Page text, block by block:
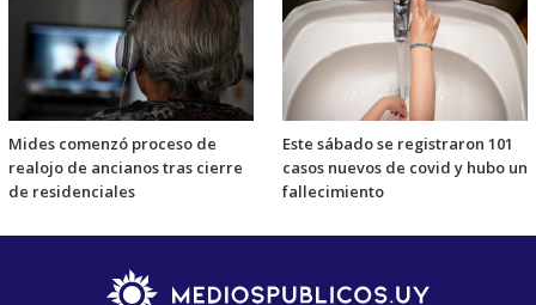
Mides comenzó proceso de
realojo de ancianos tras cierre
de residenciales
Este sábado se registraron 101
casos nuevos de covid y hubo un
fallecimiento